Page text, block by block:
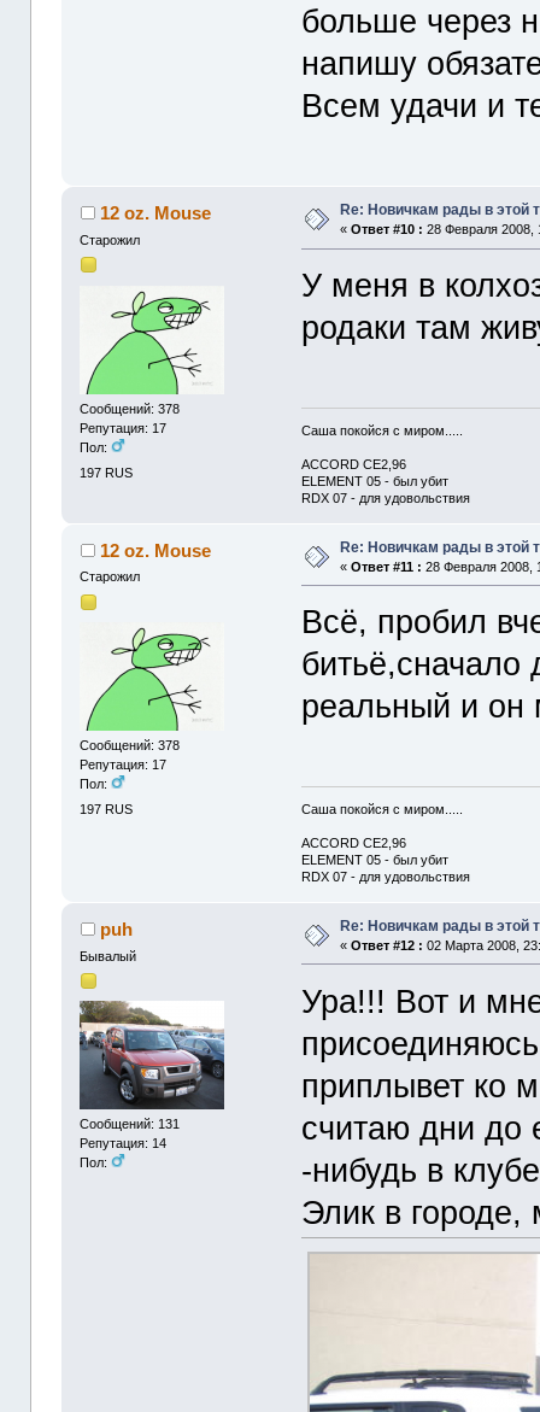
больше через
напишу
Всем удачи и
12 oz. Mouse
Старожил
Сообщений: 378
Репутация: 17
Пол:
197 RUS
Re: Новичкам рады в этой
«Ответ #10 : 28 Февраля 2008,
У меня в
родаки там
Саша покойся с миром.....
ACCORD CE2,96
ELEMENT 05 - был убит
RDX 07 - для удовольствия
12 oz. Mouse
Старожил
Сообщений: 378
Репутация: 17
Пол:
197 RUS
Re: Новичкам рады в этой
«Ответ #11 : 28 Февраля 2008,
Всё, пробил
битьё,сначало
реальный и он
Саша покойся с миром.....
ACCORD CE2,96
ELEMENT 05 - был убит
RDX 07 - для удовольствия
puh
Бывалый
Сообщений: 131
Репутация: 14
Пол:
Re: Новичкам рады в этой
«Ответ #12 : 02 Марта 2008,
Ура!!! Вот и
приплывет ко
считаю дни до
-нибудь в
Элик в городе,